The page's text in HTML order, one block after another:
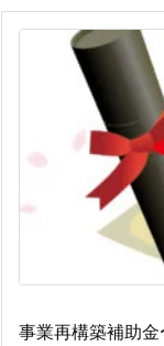
事業再構築補助